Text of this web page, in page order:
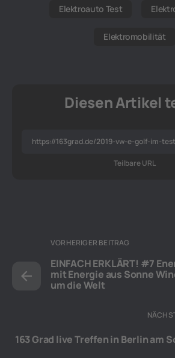
Elektroauto Test
Elektromobilität
Diesen Artikel
Teilbare URL
VORHERIGER BEITRAG
EINFACH ERKLÄRT! #7
mit Energie aus Sonne
um die Welt
163 Grad live Treffen in Berlin am